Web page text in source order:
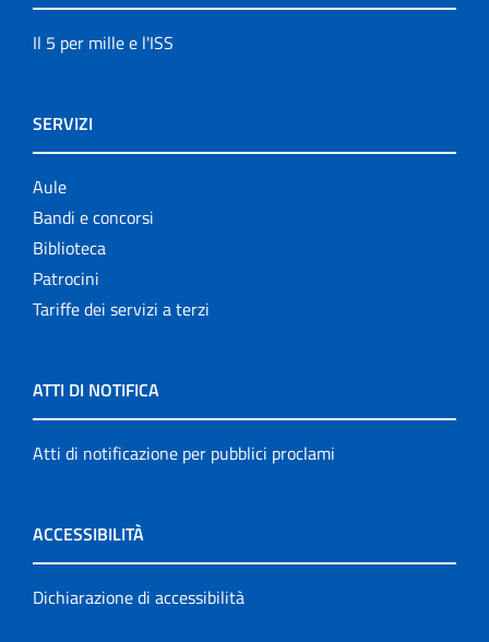
Il 5 per mille e l'ISS
SERVIZI
Aule
Bandi e concorsi
Biblioteca
Patrocini
Tariffe dei servizi a terzi
ATTI DI NOTIFICA
Atti di notificazione per pubblici proclami
ACCESSIBILITÀ
Dichiarazione di accessibilità